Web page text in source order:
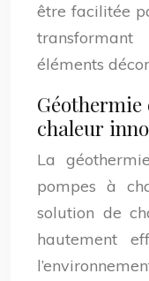
être facilitée
éléments
Géothermie
chaleur
La
pompes à
solution de
hautement